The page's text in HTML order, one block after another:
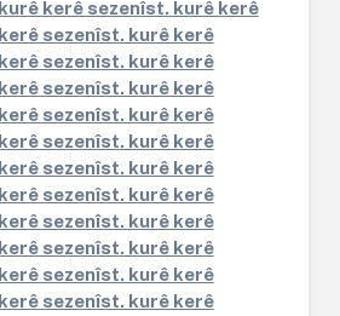
kerê sezenîst. kurê kerê
sezenîst. kurê kerê
sezenîst. kurê kerê
sezenîst. kurê kerê
sezenîst. kurê kerê
sezenîst. kurê kerê
sezenîst. kurê kerê
sezenîst. kurê kerê
sezenîst. kurê kerê
sezenîst. kurê kerê
sezenîst. kurê kerê
sezenîst. kurê kerê